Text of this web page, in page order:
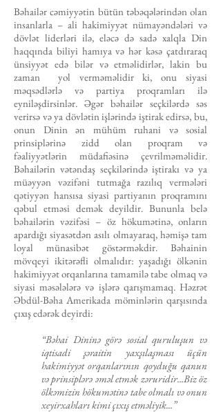
Bəhailər cəmiyyətin bütün təbəqələrindən olan
insanlarla – ali hakimiyyət nümayəndələri və
dövlət liderləri ilə, eləcə də sadə xalqla Din
haqqında biliyi hamıya və hər kəsə çatdıraraq
ünsiyyət edə bilər və etməlidirlər, lakin bu
zaman yol verməməlidir ki, onu siyasi
məqsədlərlə və partiya proqramları ilə
eyniləşdirsinlər. Əgər bəhailər seçkilərdə səs
verirsə və ya dövlətin işlərində iştirak edirsə, bu,
onun Dinin ən mühüm ruhani və sosial
prinsiplərinə zidd olan proqram və
fəaliyyətlərin müdafiəsinə çevrilməməlidir.
Bəhailərin vətəndaş seçkilərində iştirakı və ya
müəyyən vəzifəni tutmağa razılıq vermələri
qətiyyən hansısa siyasi partiyanın proqramını
qəbul etməsi demək deyildir. Bununla belə
bəhailərin vəzifəsi – öz hökumətinə, onların
apardığı siyasətdən asılı olmayaraq, həmişə tam
loyal münasibət göstərməkdir. Bəhainin
mövqeyi ikitərəfli olmalıdır: yaşadığı ölkənin
hakimiyyət orqanlarına tamamilə tabe olmaq və
siyasi məsələlərə və işlərə qarışmamaq. Həzrət
Əbdül-Bəha Amerikada möminlərin qarşısında
çıxış edərək deyirdi:
“Bəhai Dininə görə sosial quruluşun və
iqtisadi şəraitin yaxşılaşması üçün
hakimiyyət orqanlarının qoyduğu qanun
və prinsiplərə əməl etmək zəruridir...Biz öz
ölkəmizin hökumətinə tabe olmalı və onun
xeyirxahları kimi çıxış etməliyik...”